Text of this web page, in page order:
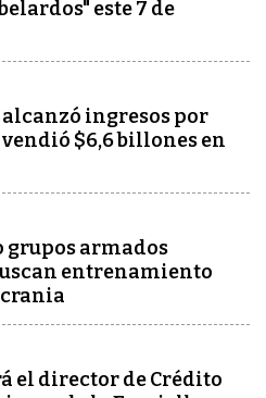
este 7 de
ingresos por
vendió $6,6 billones en
grupos armados
entrenamiento
el director de Crédito